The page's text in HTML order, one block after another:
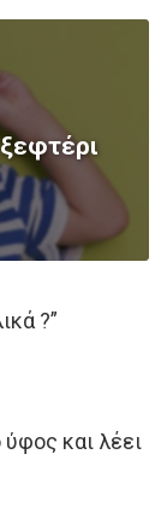
?”
και λέει